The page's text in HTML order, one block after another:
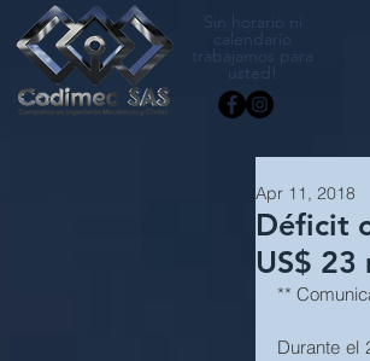
trabajamos para
Déficit
US$
Apr 11, 2018
**
Durante el